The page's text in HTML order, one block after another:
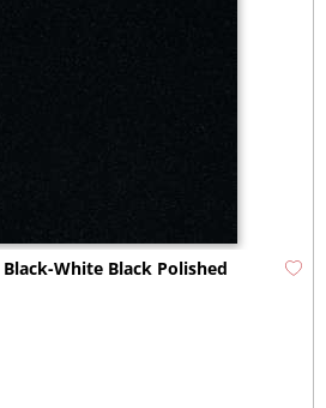
White Black Polished